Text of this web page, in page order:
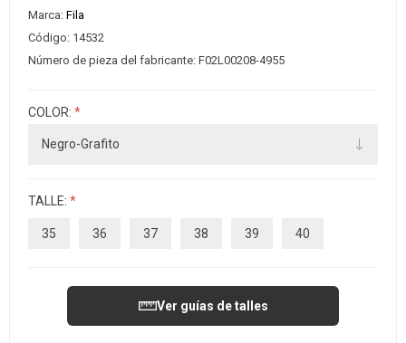
Marca: Fila
Código: 14532
Número de pieza del fabricante: F02L00208-4955
COLOR: *
TALLE: *
35 36 37 38 39 40
Ver guías de talles